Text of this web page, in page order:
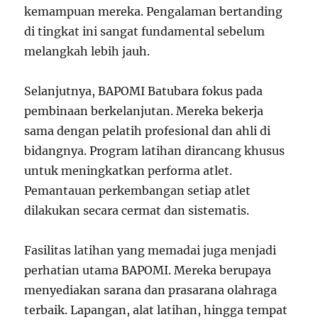
kemampuan mereka. Pengalaman bertanding
di tingkat ini sangat fundamental sebelum
melangkah lebih jauh.
Selanjutnya, BAPOMI Batubara fokus pada
pembinaan berkelanjutan. Mereka bekerja
sama dengan pelatih profesional dan ahli di
bidangnya. Program latihan dirancang khusus
untuk meningkatkan performa atlet.
Pemantauan perkembangan setiap atlet
dilakukan secara cermat dan sistematis.
Fasilitas latihan yang memadai juga menjadi
perhatian utama BAPOMI. Mereka berupaya
menyediakan sarana dan prasarana olahraga
terbaik. Lapangan, alat latihan, hingga tempat